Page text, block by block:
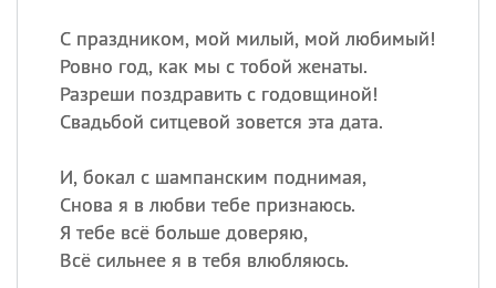
С праздником, мой милый, мой любимый!
Ровно год, как мы с тобой женаты.
Разреши поздравить с годовщиной!
Свадьбой ситцевой зовется эта дата.
И, бокал с шампанским поднимая,
Снова я в любви тебе признаюсь.
Я тебе всё больше доверяю,
Всё сильнее я в тебя влюбляюсь.